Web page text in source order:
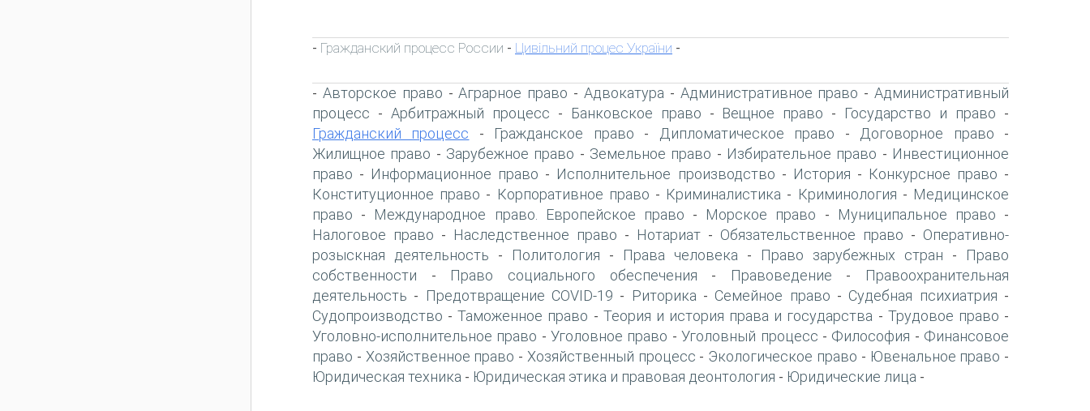
- Гражданский процесс России - Цивільний процес України -
- Авторское право -Аграрное право - Адвокатура - Административное право -Административный
процесс - Арбитражный процесс - Банковское право - Вещное право - Государство и право -
Гражданский процесс - Гражданское право - Дипломатическое право - Договорное право -
Жилищное право - Зарубежное право - Земельное право - Избирательное право - Инвестиционное
право - Информационное право - Исполнительное производство - История - Конкурсное право -
Конституционное право - Корпоративное право - Криминалистика - Криминология - Медицинское
право - Международное право. Европейское право - Морское право - Муниципальное право -
Налоговое право - Наследственное право - Нотариат - Обязательственное право - Оперативно-
розыскная деятельность - Политология - Права человека - Право зарубежных стран -
Право
собственности - Право социального обеспечения - Правоведение -
Правоохранительная
деятельность - Предотвращение COVID-19 - Риторика - Семейное право - Судебная психиатрия -
Судопроизводство -Таможенное право - Теория и история права и государства - Трудовое право -
Уголовно-исполнительное право -Уголовное право -Уголовный процесс - Философия - Финансовое
право - Хозяйственное право - Хозяйственный процесс - Экологическое право - Ювенальное право -
Юридическая техника - Юридическая этика и правовая деонтология - Юридические лица -